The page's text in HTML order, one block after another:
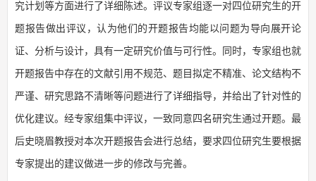
究计划等方面进行了详细陈述。评议专家组逐一对四位研究生的开
题报告做出评议，认为他们 的开题报告均能以问题为导向展开论
证、分析与设计，具有一定研究价值与可行性。同时，专家组也就
开题报告中存在的文献引用不规范、题目拟定不精准、论文结构不
严谨、 研究思路不清晰等问题进行 了详细指导， 并给出了针对性的
优化建议。经专家组集中评议， 一致同意 四名研究生通过开题。最
后史晓眉教授对本次开题报告会进行总结，要求四位研究生要根据
专家提出的建议做进一步的修改与完善。